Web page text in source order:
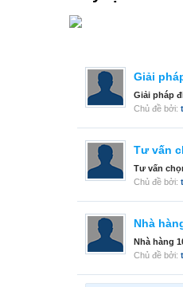
Giải
Giải pháp
Chủ đề bởi:
Tư vấn
Tư vấn
Chủ đề bởi:
Nhà
Nhà hàng
Chủ đề bởi: